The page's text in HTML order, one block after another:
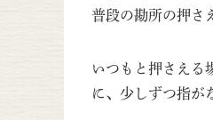
普段の勘所の押さ
いつもと押さえる
に、少しずつ指が